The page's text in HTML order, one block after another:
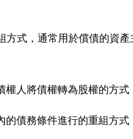
式，通常用於償債的資
權人將債權轉為股權的方式
債務條件進行的重組方